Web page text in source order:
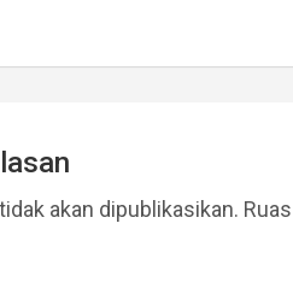
akan dipublikasikan.